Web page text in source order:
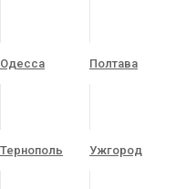
Одесса Полтава
Тернополь Ужгород